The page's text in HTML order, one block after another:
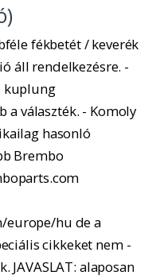
fékbetét / keverék
áll rendelkezésre. -
kuplung
a választék. - Komoly
hasonló
Brembo
europe/hu de a
cikkeket nem -
JAVASLAT: alaposan